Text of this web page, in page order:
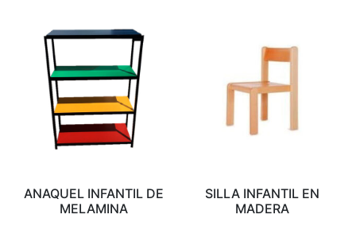
ANAQUEL INFANTIL DE
MELAMINA
SILLA INFANTIL EN
MADERA